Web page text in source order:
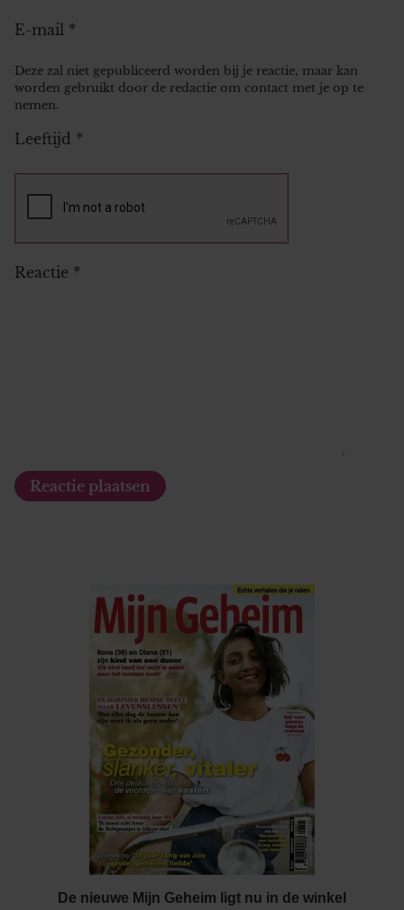
E-mail *
Deze zal niet gepubliceerd worden bij je reactie, maar kan
worden gebruikt door de redactie om contact met je op te
nemen.
Leeftijd *
Reactie *
De nieuwe Mijn Geheim ligt nu in de winkel